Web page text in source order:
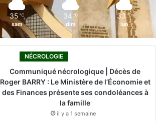
35 ℃
sam
34 ℃
dim
33 ℃
lun
NÉCROLOGIE
Communiqué nécrologique | Décès de
Roger BARRY : Le Ministère de l’Économie et
des Finances présente ses condoléances à
la famille
il y a 1 semaine